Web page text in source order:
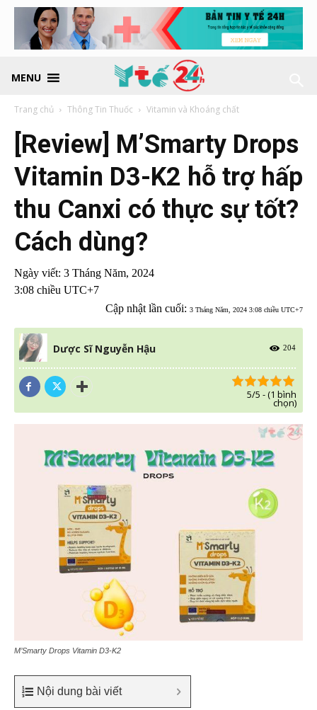
MENU
Trang chủ Thông Tin Thuốc Vitamin và Khoáng chất
[Review] M’Smarty Drops
Vitamin D3-K2 hỗ trợ hấp
thu Canxi có thực sự tốt?
Cách dùng?
Ngày viết: 3 Tháng Năm, 2024
3:08 chiều UTC+7
Cập nhật lần cuối: 3 Tháng Năm, 2024 3:08 chiều UTC+7
Dược Sĩ Nguyễn Hậu 204
5/5 - (1 bình
chọn)
M’Smarty Drops Vitamin D3-K2
Nội dung bài viết